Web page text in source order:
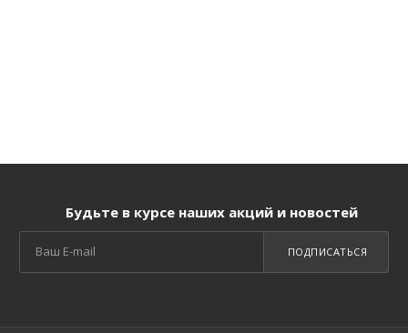
Будьте в курсе наших акций и новостей
ПОДПИСАТЬСЯ